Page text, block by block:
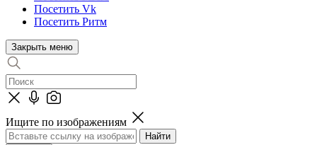
Посетить Vk
Посетить Ритм
Закрыть меню
Ищите по изображениям